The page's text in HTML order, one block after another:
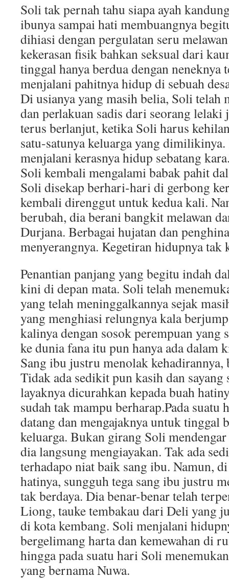
Soli tak pernah tahu siapa ayah
ibunya sampai hati membuangnya
dihiasi dengan pergulatan seru
kekerasan fisik bahkan seksual dari
tinggal hanya berdua dengan neneknya
menjalani pahitnya hidup di sebuah
Di usianya yang masih belia, Soli telah
dan perlakuan sadis dari seorang
terus berlanjut, ketika Soli harus
satu-satunya keluarga yang
menjalani kerasnya hidup sebatang
Soli kembali mengalami babak pahit
Soli disekap berhari-hari di gerbong
kembali direnggut untuk kedua kali.
berubah, dia berani bangkit melawan
Durjana. Berbagai hujatan dan
menyerangnya. Kegetiran hidupnya
Penantian panjang yang begitu indah
kini di depan mata. Soli telah
yang telah meninggalkannya sejak
yang menghiasi relungnya kala
kalinya dengan sosok perempuan yang
ke dunia fana itu pun hanya ada dalam
Sang ibu justru menolak kehadirannya,
Tidak ada sedikit pun kasih dan sayang
layaknya dicurahkan kepada buah
sudah tak mampu berharap.Pada
datang dan mengajaknya untuk tinggal
keluarga. Bukan girang Soli
dia langsung mengiayakan. Tak ada
terhadapo niat baik sang ibu. Namun,
hatinya, sungguh tega sang ibu justru
tak berdaya. Dia benar-benar telah
Liong, tauke tembakau dari Deli yang
di kota kembang. Soli menjalani
bergelimang harta dan kemewahan di
hingga pada suatu hari Soli
yang bernama Nuwa.